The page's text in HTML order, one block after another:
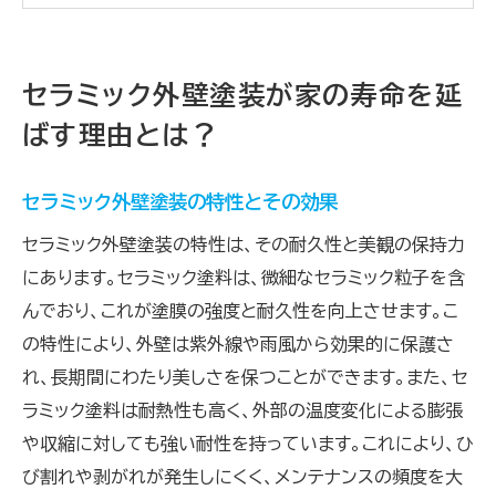
セラミック外壁塗装の実例
外壁塗装にセラミックを選ぶべきメリット
美観を保つセラミックの効果
エネルギー効率を上げるセラミック外壁
環境に優しいセラミック外壁塗装
他の塗料と比べたセラミックのメリット
セラミック外壁塗装で美しさを保つ秘訣
色褪せしにくいセラミックの特性
セラミック外壁塗装の美観維持術
セラミック外壁塗装が家の寿命を延
ばす理由とは？
セラミック外壁塗装の特性とその効果
セラミック外壁塗装の特性は、その耐久性と美観の保持力
にあります。セラミック塗料は、微細なセラミック粒子を含
んでおり、これが塗膜の強度と耐久性を向上させます。こ
の特性により、外壁は紫外線や雨風から効果的に保護さ
れ、長期間にわたり美しさを保つことができます。また、セ
ラミック塗料は耐熱性も高く、外部の温度変化による膨張
や収縮に対しても強い耐性を持っています。これにより、ひ
び割れや剥がれが発生しにくく、メンテナンスの頻度を大